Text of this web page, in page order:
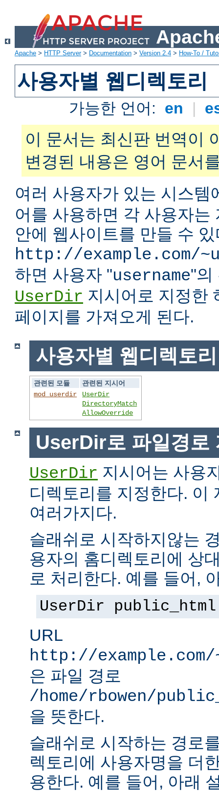
Apache > HTTP Server> Documentation > Version 2.4 > How-To /
사용자별 웹디렉토리
가능한 언어: en |
이 문서는 최신판 번역이
변경된 내용은 영어 문서
여러 사용자가 있는 시스템
어를 사용하면 각 사용자는
안에 웹사이트를 만들 수
http://example.com/
하면 사용자 "username"의
UserDir 지시어로 지정한
페이지를 가져오게 된다.
사용자별 웹디렉토리
관련된 모듈
관련된 지시어
mod_userdir
UserDir
DirectoryMatch
AllowOverride
UserDir로 파일경로
UserDir 지시어는 사용
디렉토리를 지정한다. 이
여러가지다.
슬래쉬로 시작하지않는
용자의 홈디렉토리에 상
로 처리한다. 예를 들어,
UserDir public_html
URL
http://
은 파일 경로
/home/rbowen/
을 뜻한다.
슬래쉬로 시작하는 경로
렉토리에 사용자명을 더
용한다. 예를 들어, 아래